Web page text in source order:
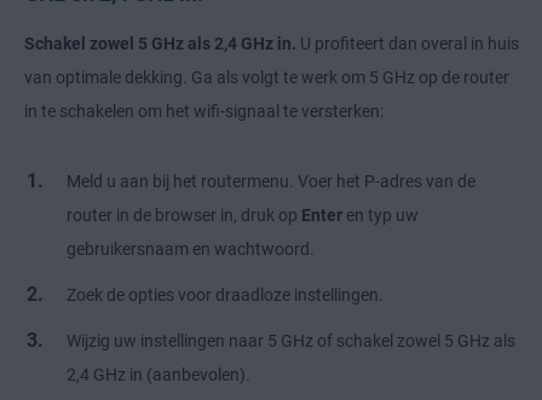
Schakel zowel 5 GHz als 2,4 GHz in. U profiteert dan overal in huis
van optimale dekking. Ga als volgt te werk om 5 GHz op de router
in te schakelen om het wifi-signaal te versterken:
Meld u aan bij het routermenu. Voer het P-adres van de
router in de browser in, druk op Enter en typ uw
gebruikersnaam en wachtwoord.
Zoek de opties voor draadloze instellingen.
Wijzig uw instellingen naar 5 GHz of schakel zowel 5 GHz als
2,4 GHz in (aanbevolen).